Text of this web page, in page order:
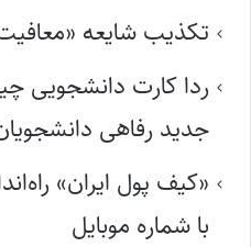
تکذیب شایعه
ردا کارت دانشجویی
جدید رفاهی دانشجویان از
«کیف پول ایران»
با شماره موبایل